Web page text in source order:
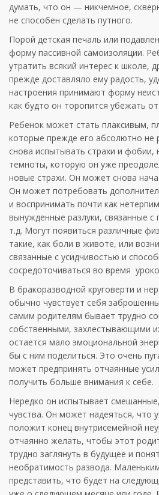
думать, что он — никчемное,
не способен сделать путного.
Порой детская печаль или
форму пассивной самоизоляции.
утратить всякий интерес к школе,
прежде доставляло ему радость,
настроения принимают форму
как будто он торопится убежать
Ребенок может стать плаксивым,
которые прежде его абсолютно не
снова испытывать страхи и фобии,
темноты, которую он уже
новые страхи. Он может снова
Он может потребовать
и воспринимать почти как
вынужденные разлуки, связанные
т.д. Могут появиться различные
такие, как боли в животе, или
связанные с усидчивостью и
сосредоточиваться во время
В бракоразводной круговерти и
обычно чувствует себя
самим родителям бывает трудно
собственными, захлестывающими
остается мало эмоциональной
бы с ним поделиться. Это очень
может предпринять отчаянные
получить больше внимания к себе.
Нередко он испытывает
чувства. Он может надеяться, что
положит конец внутрисемейной
отчаянно желать, чтобы этот
трудно заглянуть в будущее и
необратимость развода.
представить, что будет на